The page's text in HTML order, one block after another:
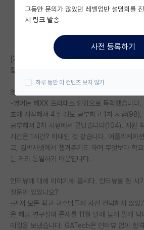
미국 유학 게시판
미국 대학원 합격 후기 게시판
대학원생 모집 게시판
연구실(PI) 홍보 게시판
석박사 채용 정보 게시판
임용 정보 게시판
학부 인턴 게시판
취업 게시판
임용 후기 게시판
PI 전용 게시판
[2023 가을학기 Stanford 입학] 김박사넷 유학
집니다
영어점수는 어떻게 준비하셨나요?
-영어는 해XX 프리패스 인강으로 독학했습니다.
초에 시작해서 4주 정도 공부하고 1차 시험(98),
공부해서 2차 시험에서 끝났습니다(104). 지원
시간은 1시간? 이내인 것 같습니다. 어플리케이
고, 김박사넷에서 챙겨주기도 하며 무엇보다 학
는 거의 동일하기 때문입니다.
인터뷰에 대해 이야기해 봅시다. 인터뷰를 한 시
질문이 있었나요?
-먼저 모든 학교 교수님들께 사전 컨택하지 않
은 해당 연구실의 존재를 11월 말에 늦게 알게 되
메일을 보냈습니다. GATech은 인터뷰 없이 합
그동안 문의가 많았던 레벨업반 설명회를
시 링크 발송
사전 등록하기
하루 동안 이 컨텐츠 보지 않기